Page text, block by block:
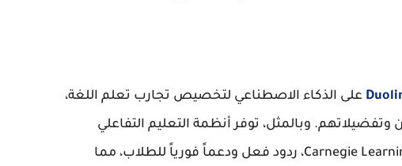
على الذكاء الاصطناعي لتخصيص تجارب تعلم اللغة،
وبالمثل، توفر أنظمة التعليم التفاعلي
المدعومة بالذكاء الاصطناعي، مثل MATHia من Carnegie Learning، ردود فعل ودعماً فورياً للطلاب، مما